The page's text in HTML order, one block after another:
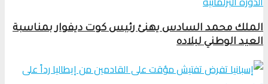
الملك محمد السادس يهنئ رئيس كوت ديفوار بمناسبة
العيد الوطني لبلاده